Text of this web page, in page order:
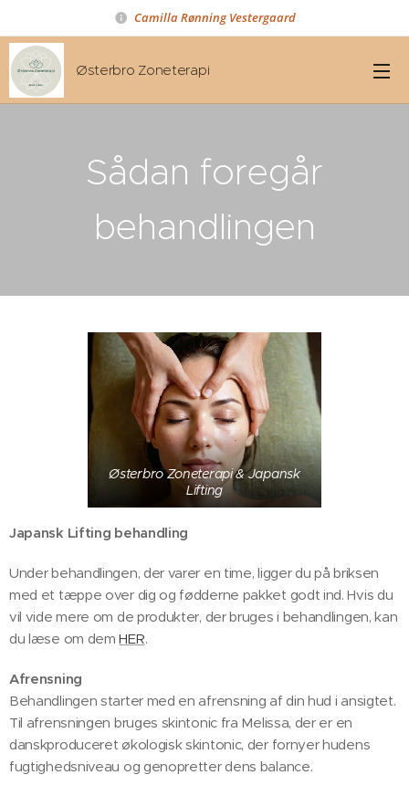
Camilla Rønning Vestergaard
Østerbro Zoneterapi
Sådan foregår
behandlingen
Østerbro Zoneterapi & Japansk
Lifting
Japansk Lifting behandling
Under behandlingen, der varer en time, ligger du på briksen
med et tæppe over dig og fødderne pakket godt ind. Hvis du
vil vide mere om de produkter, der bruges i behandlingen, kan
du læse om demHER.
Afrensning
Behandlingen starter med en afrensning af din hud i ansigtet.
Til afrensningen bruges skintonic fra Melissa, der er en
danskproduceret økologisk skintonic, der fornyer hudens
fugtighedsniveau og genopretter dens balance.